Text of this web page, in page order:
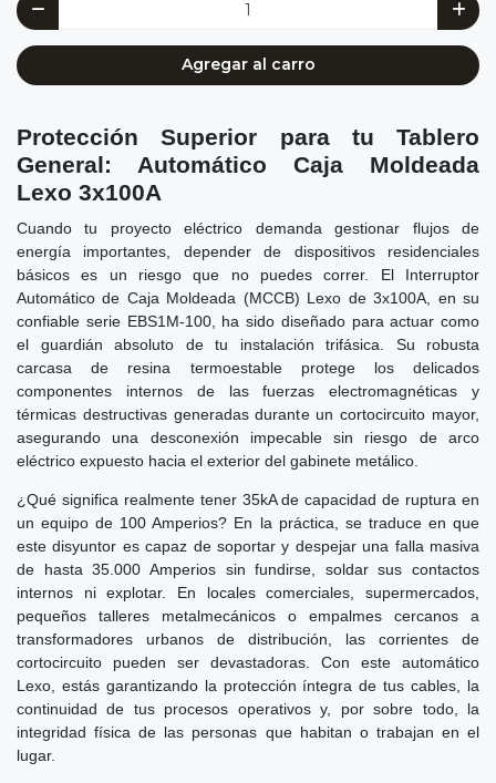
Agregar al carro
Protección Superior para tu Tablero
General: Automático Caja Moldeada
Lexo 3x100A
Cuando tu proyecto eléctrico demanda gestionar flujos de
energía importantes, depender de dispositivos residenciales
básicos es un riesgo que no puedes correr. El Interruptor
Automático de Caja Moldeada (MCCB) Lexo de 3x100A, en su
confiable serie EBS1M-100, ha sido diseñado para actuar como
el guardián absoluto de tu instalación trifásica. Su robusta
carcasa de resina termoestable protege los delicados
componentes internos de las fuerzas electromagnéticas y
térmicas destructivas generadas durante un cortocircuito mayor,
asegurando una desconexión impecable sin riesgo de arco
eléctrico expuesto hacia el exterior del gabinete metálico.
¿Qué significa realmente tener 35kA de capacidad de ruptura en
un equipo de 100 Amperios? En la práctica, se traduce en que
este disyuntor es capaz de soportar y despejar una falla masiva
de hasta 35.000 Amperios sin fundirse, soldar sus contactos
internos ni explotar. En locales comerciales, supermercados,
pequeños talleres metalmecánicos o empalmes cercanos a
transformadores urbanos de distribución, las corrientes de
cortocircuito pueden ser devastadoras. Con este automático
Lexo, estás garantizando la protección íntegra de tus cables, la
continuidad de tus procesos operativos y, por sobre todo, la
integridad física de las personas que habitan o trabajan en el
lugar.